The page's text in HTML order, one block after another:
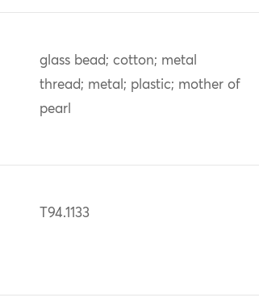
glass bead; cotton; metal
thread; metal; plastic; mother of
pearl
T94.1133